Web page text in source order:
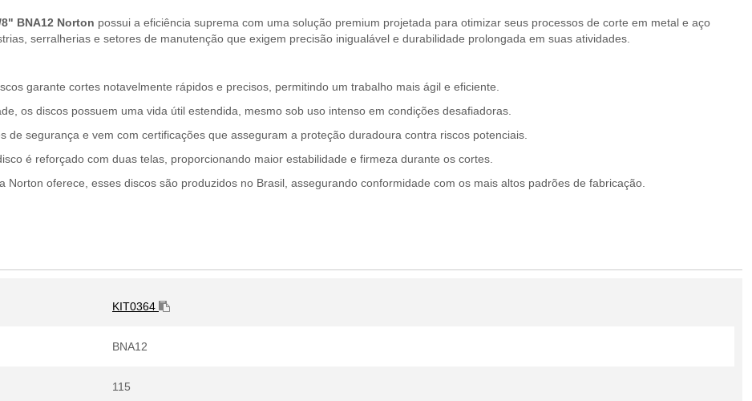
BNA12 Norton possui a eficiência suprema com uma solução premium projetada para otimizar seus processos de corte em metal e aço
serralherias e setores de manutenção que exigem precisão inigualável e durabilidade prolongada em suas atividades.
garante cortes notavelmente rápidos e precisos, permitindo um trabalho mais ágil e eficiente.
os discos possuem uma vida útil estendida, mesmo sob uso intenso em condições desafiadoras.
de segurança e vem com certificações que asseguram a proteção duradoura contra riscos potenciais.
é reforçado com duas telas, proporcionando maior estabilidade e firmeza durante os cortes.
Norton oferece, esses discos são produzidos no Brasil, assegurando conformidade com os mais altos padrões de fabricação.
KIT0364
BNA12
115